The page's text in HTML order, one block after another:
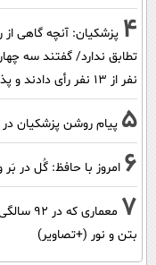
4 پزشکیان‌: آنچه گاهی
نفر از 13 نفر رأی دادند و پذیرفتند
5 پیام روشن پزشکیان
6 امروز با حافظ: گُل در
7
معماری
بتن و نور (+تصاویر)